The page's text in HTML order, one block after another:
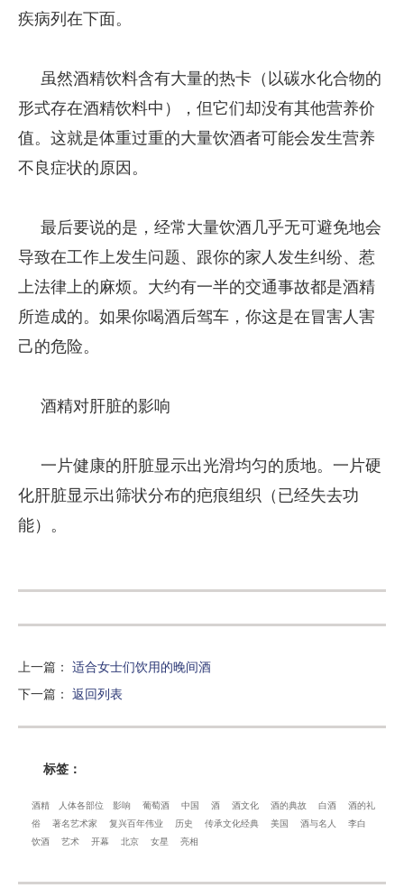
疾病列在下面。
虽然酒精饮料含有大量的热卡（以碳水化合物的
形式存在酒精饮料中），但它们却没有其他营养价
值。这就是体重过重的大量饮酒者可能会发生营养
不良症状的原因。
最后要说的是，经常大量饮酒几乎无可避免地会
导致在工作上发生问题、跟你的家人发生纠纷、惹
上法律上的麻烦。大约有一半的交通事故都是酒精
所造成的。如果你喝酒后驾车，你这是在冒害人害
己的危险。
酒精对肝脏的影响
一片健康的肝脏显示出光滑均匀的质地。一片硬
化肝脏显示出筛状分布的疤痕组织（已经失去功
能）。
上一篇 ： 适合女士们饮用的晚间酒
下一篇 ： 返回列表
标签：
酒精 人体各部位 影响 葡萄酒 中国 酒 酒文化 酒的典故 白酒
酒的礼
俗
著名艺术家 复兴百年伟业 历史 传承文化经典 美国 酒与名人
李白
饮酒
艺术 开幕 北京 女星 亮相